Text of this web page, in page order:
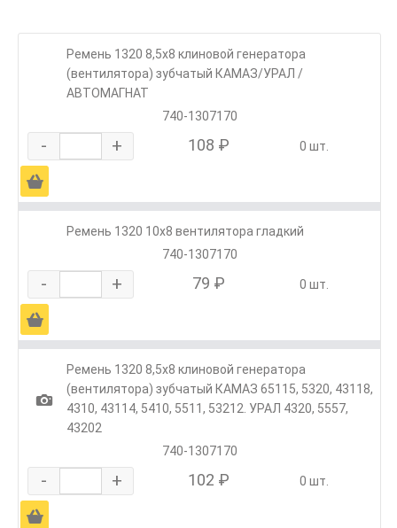
Ремень 1320 8,5х8 клиновой генератора
(вентилятора) зубчатый КАМАЗ/УРАЛ /
АВТОМАГНАТ
740-1307170
- + 108 ₽ 0 шт.
Ä
Ремень 1320 10х8 вентилятора гладкий
740-1307170
- + 79 ₽ 0 шт.
Ä
1
Ремень 1320 8,5х8 клиновой генератора
(вентилятора) зубчатый КАМАЗ 65115, 5320, 43118,
4310, 43114, 5410, 5511, 53212. УРАЛ 4320, 5557,
43202
740-1307170
- + 102 ₽ 0 шт.
Ä